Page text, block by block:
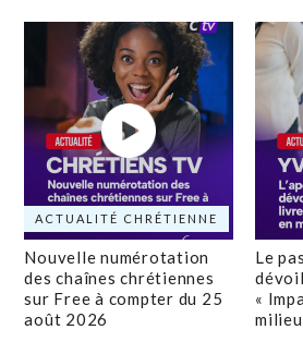
ACTUALITÉ CHRÉTIENNE
Nouvelle numérotation
des chaînes chrétiennes
sur Free à compter du 25
août 2026
Le
«